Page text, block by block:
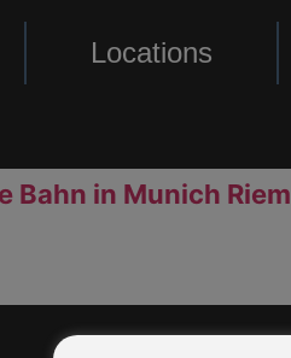
Locations
Bahn in Munich Riem